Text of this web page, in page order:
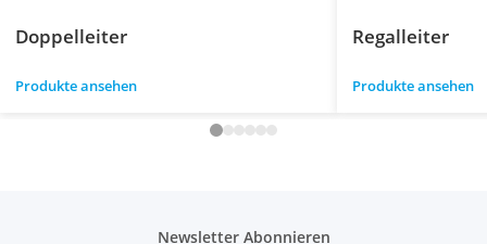
Doppelleiter
Produkte ansehen
Regalleiter
Produkte ansehen
Newsletter Abonnieren